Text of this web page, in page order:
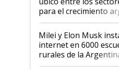
para el crecimiento
Milei y Elon Musk
internet en 6000
rurales de la
a un acuerdo con